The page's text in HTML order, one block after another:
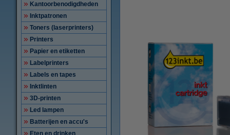
Kantoorbenodigdheden
Inktpatronen
Toners (laserprinters)
Printers
Papier en etiketten
Labelprinters
Labels en tapes
Inktlinten
3D-printen
Led lampen
Batterijen en accu's
Eten en drinken